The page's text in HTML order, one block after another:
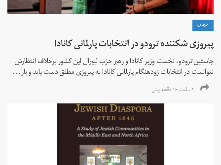
جهان
پیروزی شکننده ترودو در انتخابات پارلمانی کانادا
جاستین ترودو، نخست وزیر کانادا و رهبر حزب لیبرال این کشور برخلاف انتظارش
نتوانست در انتخابات زود‌هنگام پارلمانی کانادا به پیروزی مطلق دست یابد و بار...
۴ ساعت ۱۶ دقیقه پیش